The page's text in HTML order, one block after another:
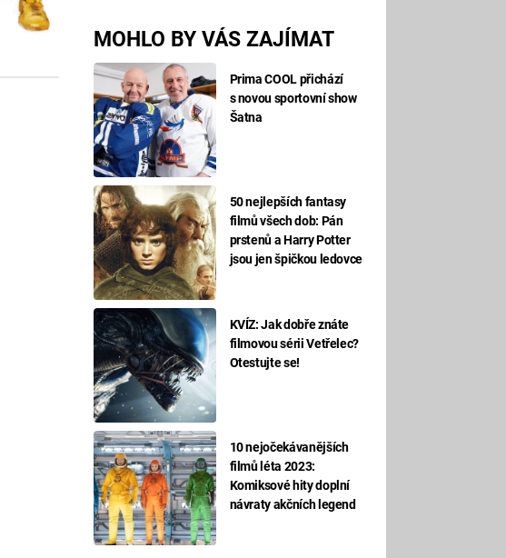
MOHLO BY VÁS ZAJÍMAT
Prima COOL přichází
s novou sportovní show
Šatna
50 nejlepších fantasy
filmů všech dob: Pán
prstenů a Harry Potter
jsou jen špičkou ledovce
KVÍZ: Jak dobře znáte
filmovou sérii Vetřelec?
Otestujte se!
10 nejočekávanějších
filmů léta 2023:
Komiksové hity doplní
návraty akčních legend